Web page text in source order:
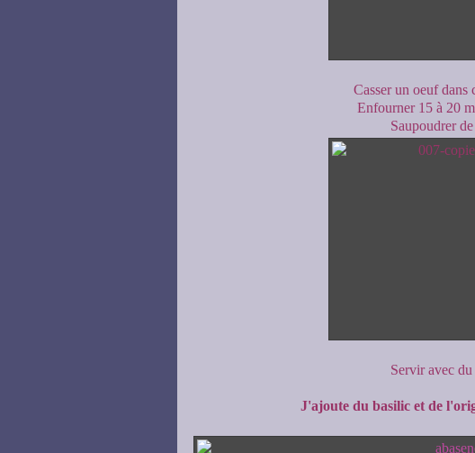
Casser un oeuf dans
Enfourner 15 à 20
Saupoudrer
Servir avec
J'ajoute du basilic et de